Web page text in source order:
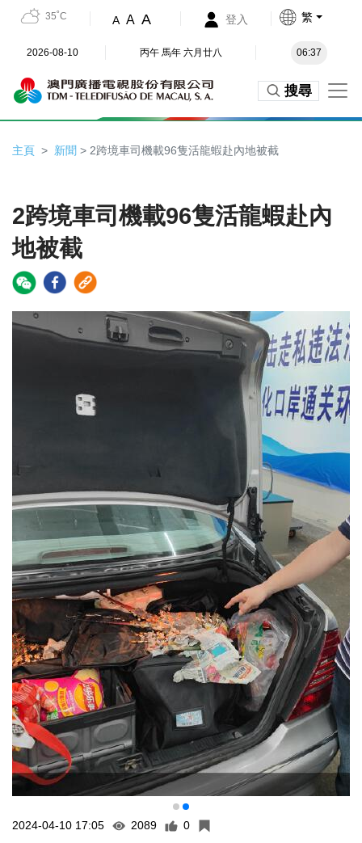
35˚C A A A 登入 繁
2026-08-10 丙午 馬年 六月廿八 06:37
搜尋
主頁 新聞 > 2跨境車司機載96隻活龍蝦赴內地被截
2跨境車司機載96隻活龍蝦赴內
地被截
2024-04-10 17:05 2089 0